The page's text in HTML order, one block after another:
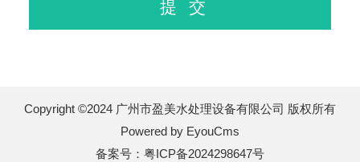
Copyright ©2024 广州市盈美水处理设备有限公司 版权所有
Powered by EyouCms
备案号： 粤ICP备2024298647号